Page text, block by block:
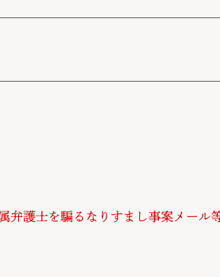
弁護士を騙るなりすまし事案メール